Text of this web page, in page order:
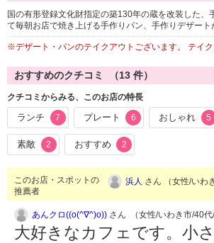
国の有形登録文化財指定の築130年の蔵を改装した
て毎朝お店で焼き上げる手作りパン、手作りデザー
※デザート・パンのテイクアウトございます。 テイ
おすすめのクチコミ （13 件）
クチコミからみる、このお店の特長
ランチ 7 プレート 6 おしゃれ 5
素敵 2 おすすめ 2
このお店・スポットの
推薦者
浜人 さん （女性/いわ
あんクロ((o(^∇^)o)) さん （女性/いわき市/40代/
大好きなカフェです。小